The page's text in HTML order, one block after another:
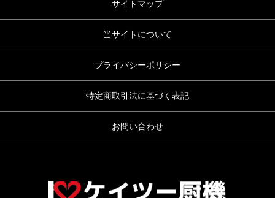
サイトマップ
当サイトについて
プライバシーポリシー
特定商取引法に基づく表記
お問い合わせ